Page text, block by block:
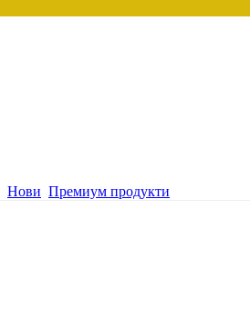
Нови Премиум продукти